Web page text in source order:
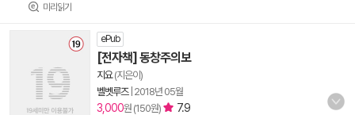
미리읽기
ePub
[전자책] 동창주의보
지요(지은이)
벨벳루즈| 2018년 05월
3,000원 (150원) 7.9